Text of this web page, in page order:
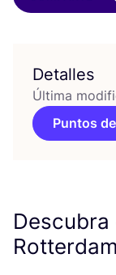
Detalles
Última
Puntos